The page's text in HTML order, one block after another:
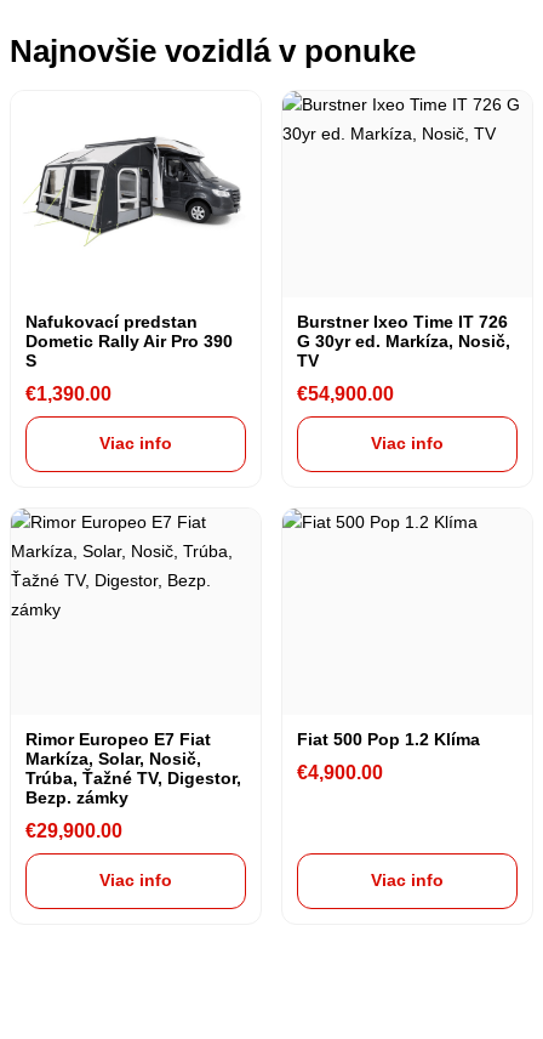
Najnovšie vozidlá v ponuke
Nafukovací predstan
Dometic Rally Air Pro 390
S
€1,390.00
Viac info
Burstner Ixeo Time IT 726
G 30yr ed. Markíza, Nosič,
TV
€54,900.00
Viac info
Rimor Europeo E7 Fiat
Markíza, Solar, Nosič,
Trúba, Ťažné TV, Digestor,
Bezp. zámky
€29,900.00
Viac info
Fiat 500 Pop 1.2 Klíma
€4,900.00
Viac info